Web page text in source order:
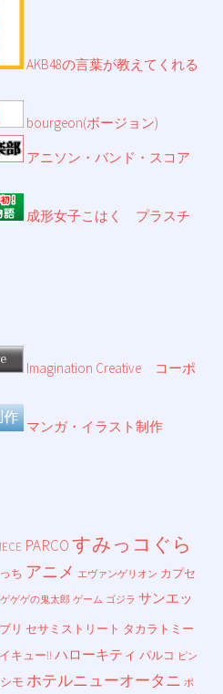
AKB48の言葉が教えてくれる
bourgeon(ボージョン)
アニソン・バンド・スコア
成形女子こはく プラスチ
Imagination Creative コーポ
マンガ・イラスト制作
PARCOすみっコぐら
ち アニメ エヴァンゲリオン カプセ
ゲゲゲの鬼太郎 ゲーム ゴジラ サンエッ
リ セサミストリート タカラトミー
キュー!!ハローキティ パルコ ピン
モ ホテルニューオータニ ポ